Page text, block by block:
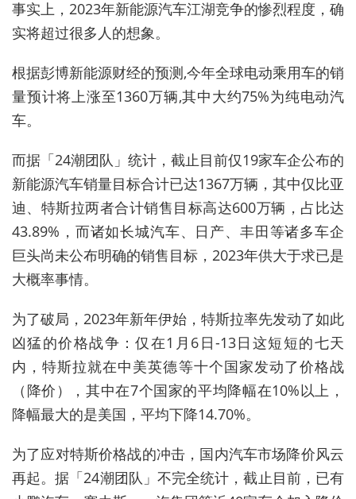
事实上，2023年新能源汽车江湖竞争的惨烈程度，确
实将超过很多人的想象。
根据彭博新能源财经的预测,今年全球电动乘用车的销
量预计将上涨至1360万辆,其中大约75%为纯电动汽
车。
而据「24潮团队」统计，截止目前仅19家车企公布的
新能源汽车销量目标合计已达1367万辆，其中仅比亚
迪、特斯拉两者合计销售目标高达600万辆，占比达
43.89%，而诸如长城汽车、日产、丰田等诸多车企
巨头尚未公布明确的销售目标，2023年供大于求已是
大概率事情。
为了破局，2023年新年伊始，特斯拉率先发动了如此
凶猛的价格战争：仅在1月6日-13日这短短的七天
内，特斯拉就在中美英德等十个国家发动了价格战
（降价），其中在7个国家的平均降幅在10%以上，
降幅最大的是美国，平均下降14.70%。
为了应对特斯价格战的冲击，国内汽车市场降价风云
再起。据「24潮团队」不完全统计，截止目前，已有